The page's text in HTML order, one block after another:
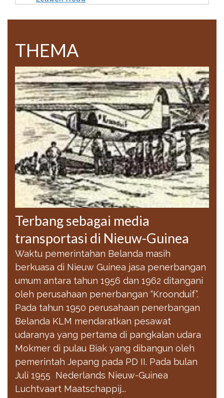
THEMA
Terbang sebagai media
transportasi di Nieuw-Guinea
Waktu pemerintahan Belanda masih
berkuasa di Nieuw Guinea jasa penerbangan
umum antara tahun 1956 dan 1962 ditangani
oleh perusahaan penerbangan “Kroonduif”.
Pada tahun 1950 perusahaan penerbangan
Belanda KLM mendaratkan pesawat
udaranya yang pertama di pangkalan udara
Mokmer di pulau Biak yang dibangun oleh
pemerintah Jepang pada PD II. Pada bulan
Juli 1955 Nederlands Nieuw-Guinea
Luchtvaart Maatschappij...